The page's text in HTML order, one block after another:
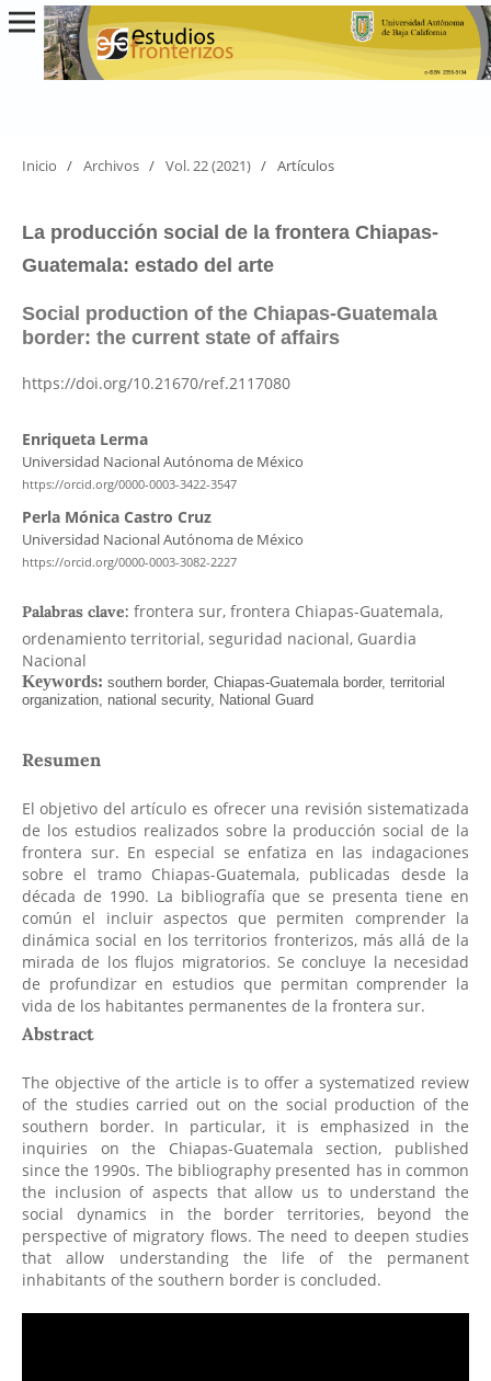
Inicio / Archivos / Vol. 22 (2021) / Artículos
La producción social de la frontera Chiapas-
Guatemala: estado del arte
Social production of the Chiapas-Guatemala
border: the current state of affairs
https://doi.org/10.21670/ref.2117080
Enriqueta Lerma
Universidad Nacional Autónoma de México
https://orcid.org/0000-0003-3422-3547
Perla Mónica Castro Cruz
Universidad Nacional Autónoma de México
https://orcid.org/0000-0003-3082-2227
Palabras clave: frontera sur, frontera Chiapas-Guatemala,
ordenamiento territorial, seguridad nacional, Guardia
Nacional
Resumen
El objetivo del artículo es ofrecer una revisión sistematizada
de los estudios realizados sobre la producción social de la
frontera sur. En especial se enfatiza en las indagaciones
sobre el tramo Chiapas-Guatemala, publicadas desde la
década de 1990. La bibliografía que se presenta tiene en
común el incluir aspectos que permiten comprender la
dinámica social en los territorios fronterizos, más allá de la
mirada de los flujos migratorios. Se concluye la necesidad
de profundizar en estudios que permitan comprender la
vida de los habitantes permanentes de la frontera sur.
Abstract
The objective of the article is to offer a systematized review
of the studies carried out on the social production of the
southern border. In particular, it is emphasized in the
inquiries on the Chiapas-Guatemala section, published
since the 1990s. The bibliography presented has in common
the inclusion of aspects that allow us to understand the
social dynamics in the border territories, beyond the
perspective of migratory flows. The need to deepen studies
that allow understanding the life of the permanent
inhabitants of the southern border is concluded.